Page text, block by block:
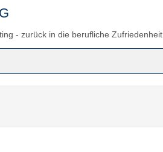
- zurück in die berufliche Zufriedenheit